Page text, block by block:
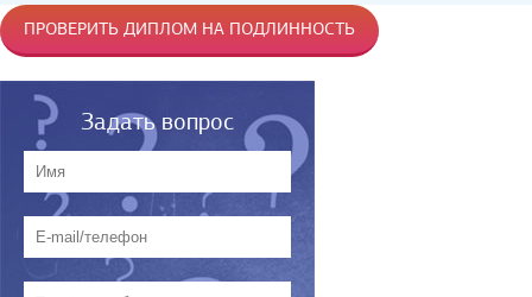
ПРОВЕРИТЬ ДИПЛОМ НА ПОДЛИННОСТЬ
Задать вопрос